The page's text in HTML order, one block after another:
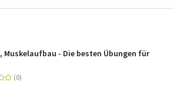
- Die besten Übungen für